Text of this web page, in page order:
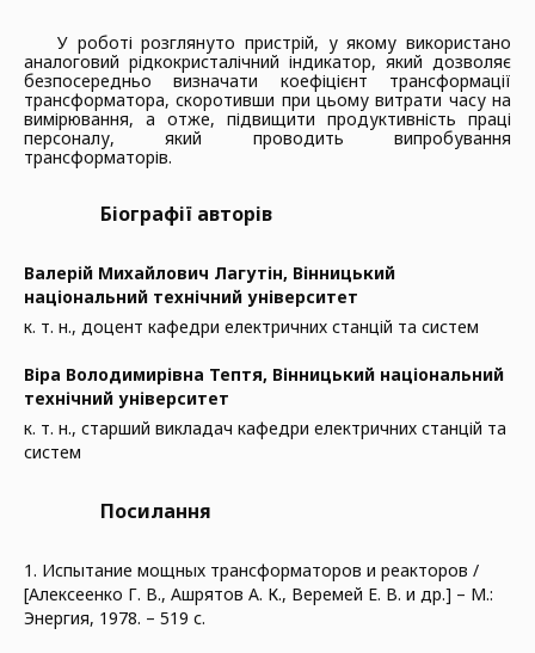
У роботі розглянуто пристрій, у якому використано
аналоговий рідкокристалічний індикатор, який дозволяє
безпосередньо визначати коефіцієнт трансформації
трансформатора, скоротивши при цьому витрати часу на
вимірювання, а отже, підвищити продуктивність праці
персоналу, який проводить випробування
трансформаторів.
Біографії авторів
Валерій Михайлович Лагутін, Вінницький
національний технічний університет
к. т. н., доцент кафедри електричних станцій та систем
Віра Володимирівна Тептя, Вінницький національний
технічний університет
к. т. н., старший викладач кафедри електричних станцій та
систем
Посилання
1. Испытание мощных трансформаторов и реакторов /
[Алексеенко Г. В., Ашрятов А. К., Веремей Е. В. и др.] – М.:
Энергия, 1978. – 519 с.